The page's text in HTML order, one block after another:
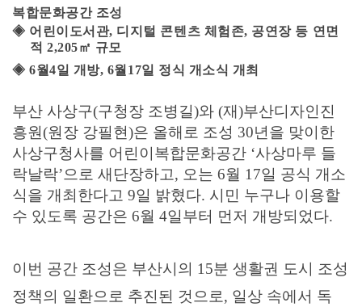
복합문화공간 조성
◈ 어린이도서관, 디지털 콘텐츠 체험존, 공연장 등 연면
적2,205㎡ 규모
◈6월4일 개방, 6월 17일 정식 개소식 개최
부산 사상구(구청장 조병길)와 (재)부산디자인진
흥원(원장 강필현)은 올해로 조성 30년을 맞이한
사상구청사를 어린이복합문화공간 ‘사상마루 들
락날락’으로 새단장하고, 오는 6월 17일 공식 개소
식을 개최한다고 9일 밝혔다. 시민 누구나 이용할
수 있도록 공간은 6월 4일부터 먼저 개방되었다.
이번 공간 조성은 부산시의 15분 생활권 도시 조성
정책의 일환으로 추진된 것으로, 일상 속에서 독